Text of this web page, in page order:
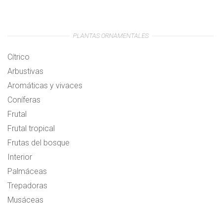
PLANTAS ORNAMENTALES
Cítrico
Arbustivas
Aromáticas y vivaces
Coníferas
Frutal
Frutal tropical
Frutas del bosque
Interior
Palmáceas
Trepadoras
Musáceas